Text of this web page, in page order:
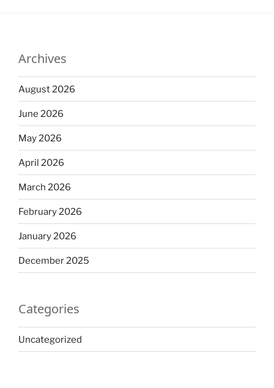
Archives
August 2026
June 2026
May 2026
April 2026
March 2026
February 2026
January 2026
December 2025
Categories
Uncategorized